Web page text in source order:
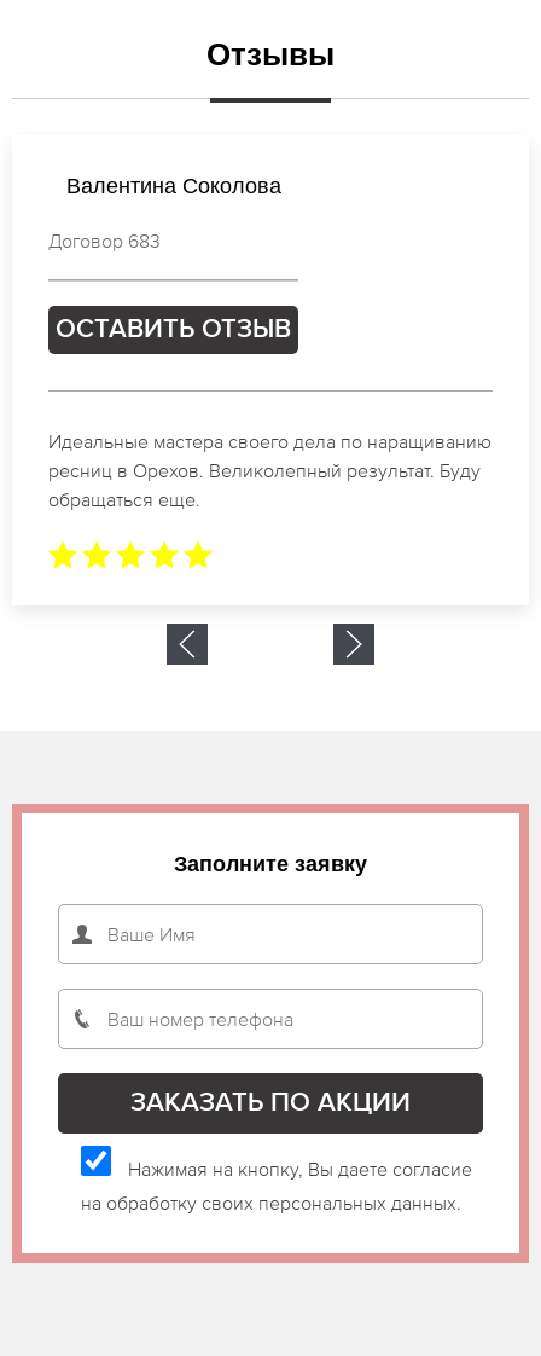
Отзывы
Валентина Кузнецова
Договор 831
ОСТАВИТЬ ОТЗЫВ
Спасибо огромное. Заказывала наращивание
ресниц в Орехов для мероприятия. За 2 часа все
было готово.
Заполните заявку
Нажимая на кнопку, Вы даете согласие
на обработку своих персональных данных.